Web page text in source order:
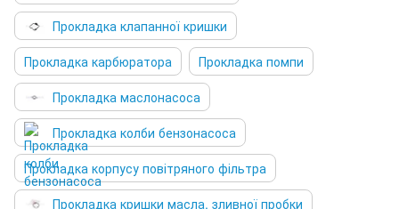
Прокладка клапанної кришки
Прокладка карбюратора
Прокладка помпи
Прокладка маслонасоса
Прокладка колби бензонасоса
Прокладка корпусу повітряного фільтра
Прокладка кришки масла, зливної пробки